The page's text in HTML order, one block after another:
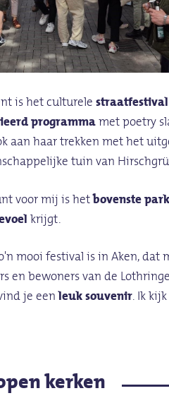
is het culturele
programmamet poetry
aan haar trekken met het
tuin van
voor mij is hetbovenste
krijgt.
mooi festival is in Aken, dat
en bewoners van de
je eenleuk souvenir. Ik
kerken